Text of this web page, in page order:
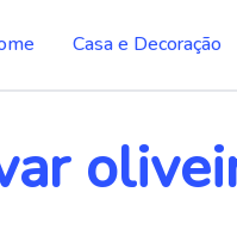
Casa e Decoração